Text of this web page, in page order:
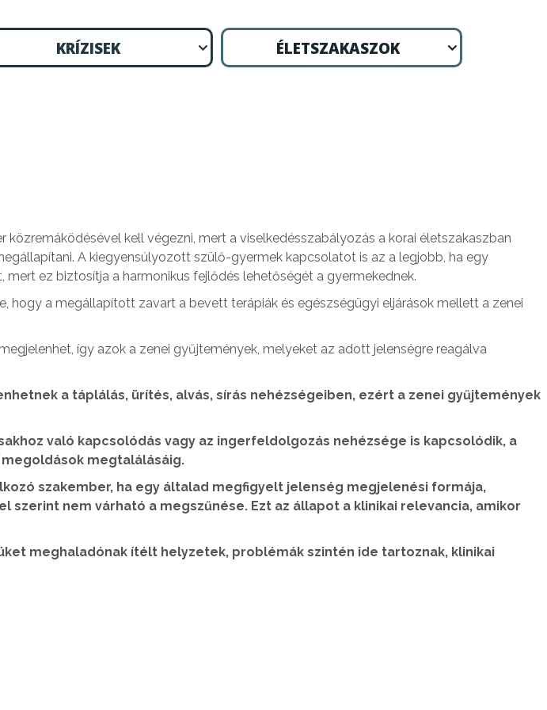
KRÍZISEK ÉLETSZAKASZOK
kell végezni, mert a viselkedésszabályozás a korai életszakaszban
A kiegyensúlyozott szülő-gyermek kapcsolatot is az a legjobb, ha egy
ez biztosítja a harmonikus fejlődés lehetőségét a gyermekednek.
hogy a megállapított zavart a bevett terápiák és egészségügyi eljárások mellett a zenei
így azok a zenei gyűjtemények, melyeket az adott jelenségre reagálva
a táplálás, ürítés, alvás, sírás nehézségeiben, ezért a zenei gyűjtemények
való kapcsolódás vagy az ingerfeldolgozás nehézsége is kapcsolódik, a
megtalálásáig.
szakember, ha egy általad megfigyelt jelenség megjelenési formája,
nem várható a megszűnése. Ezt az állapot a klinikai relevancia, amikor
meghaladónak ítélt helyzetek, problémák szintén ide tartoznak, klinikai